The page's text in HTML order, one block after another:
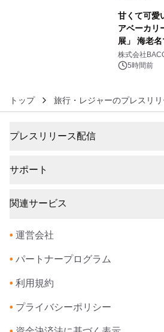
甘くて可愛
アベーカリ
展」 海老
催！
株式会社
5時間前
トップ 旅行・レジャーのプレスリ
プレスリリース配信
サポート
関連サービス
• 運営会社
• パートナープログラム
• 利用規約
• プライバシーポリシー